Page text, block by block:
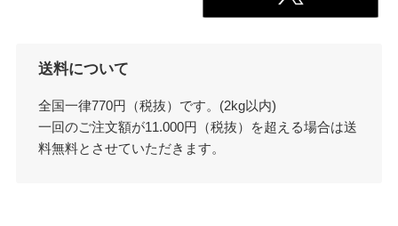
送料について
全国一律770円（税抜）です。(2kg以内)
一回のご注文額が11.000円（税抜）を超える場合は送
料無料とさせていただきます。